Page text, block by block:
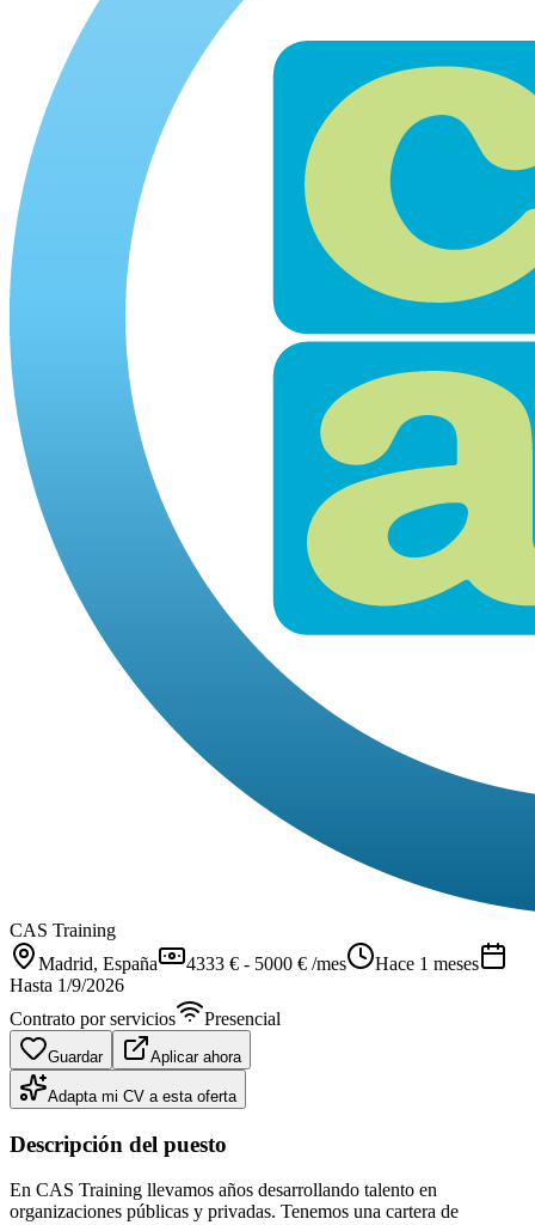
CAS Training
Madrid, España 4333 € - 5000 € /mes
Hace 1 meses
Hasta 1/9/2026
Contrato por servicios
Presencial
Guardar Aplicar ahora
Adapta mi CV a esta oferta
Descripción del puesto
En CAS Training llevamos años desarrollando talento en
organizaciones públicas y privadas. Tenemos una cartera de